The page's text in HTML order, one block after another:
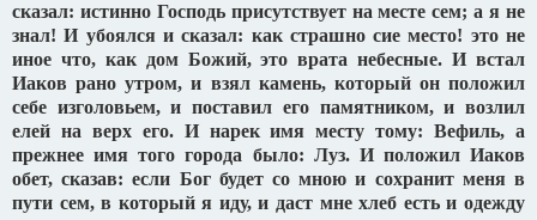
сказал: истинно Господь присутствует на месте сем; а я не
знал! И убоялся и сказал: как страшно сие место! это не
иное что, как дом Божий, это врата небесные. И встал
Иаков рано утром, и взял камень, который он положил
себе изголовьем, и поставил его памятником, и возлил
елей на верх его. И нарек имя месту тому: Вефиль, а
прежнее имя того города было: Луз. И положил Иаков
обет, сказав: если Бог будет со мною и сохранит меня в
пути сем, в который я иду, и даст мне хлеб есть и одежду